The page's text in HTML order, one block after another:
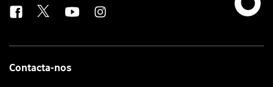
Contacta-nos